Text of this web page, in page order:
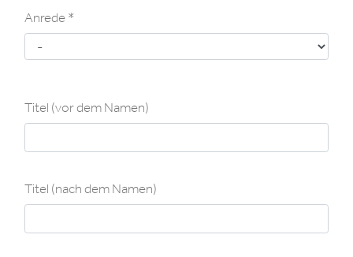
Anrede
Anrede
Titel (vor dem Namen)
Titel (vor dem Namen)
Titel (nach dem Namen)
Titel (nach dem Namen)